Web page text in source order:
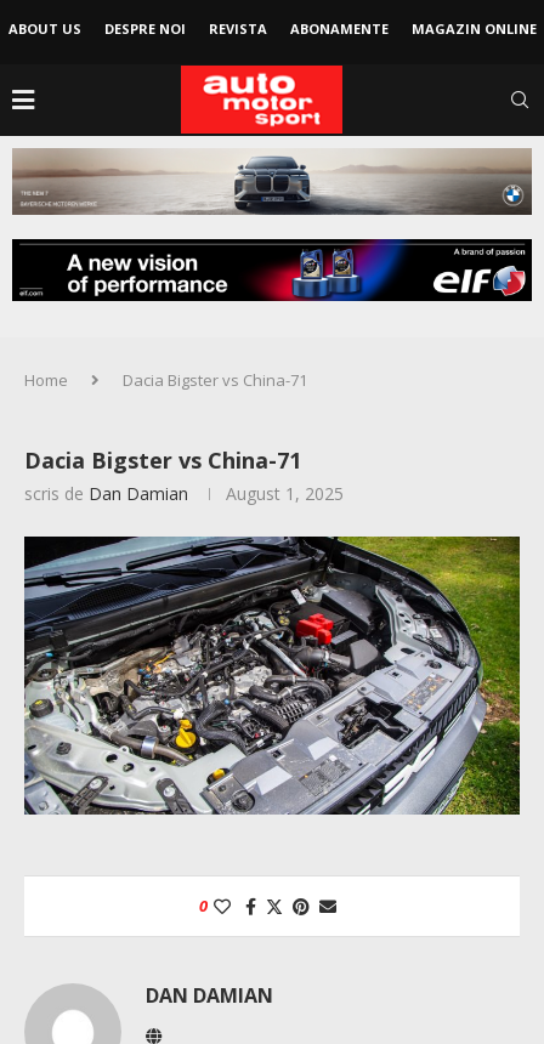
ABOUT US DESPRE NOI REVISTA ABONAMENTE MAGAZIN ONLINE
Home Dacia Bigster vs China-71
Dacia Bigster vs China-71
scris de Dan Damian August 1, 2025
0
DAN DAMIAN